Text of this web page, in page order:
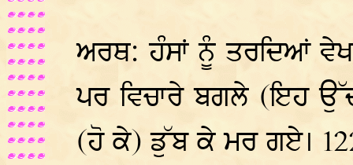
ਅਰਥ: ਹੰਸਾਂ ਨੂੰ ਤਰਦਿਆਂ
ਪਰ ਵਿਚਾਰੇ ਬਗਲੇ (ਇਹ
(ਹੋ ਕੇ) ਡੁੱਬ ਕੇ ਮਰ ਗਏ।